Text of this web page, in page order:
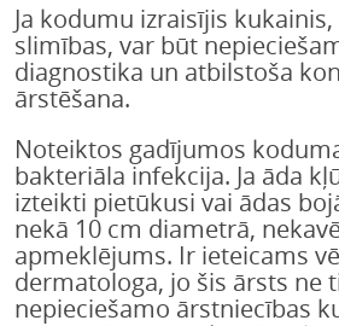
Ja kodumu izraisījis
slimības, var būt
diagnostika un atbilstoša
ārstēšana.
Noteiktos gadījumos
bakteriāla infekcija. Ja āda
izteikti pietūkusi vai ādas
nekā 10 cm diametrā,
apmeklējums. Ir ieteicams
dermatologa, jo šis ārsts ne
nepieciešamo ārstniecības